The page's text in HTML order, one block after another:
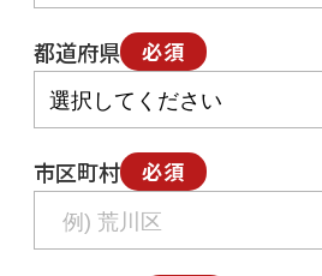
都道府県 必須
市区町村 必須